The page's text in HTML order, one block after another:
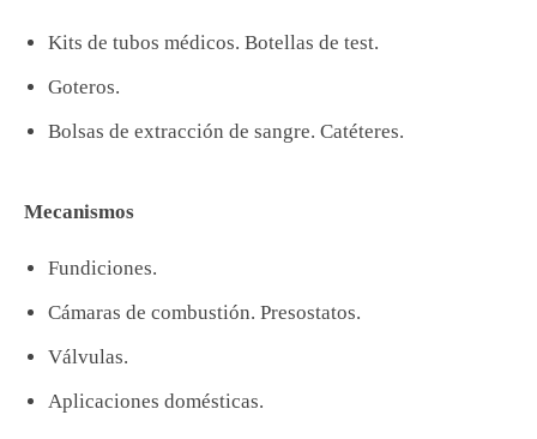
Kits de tubos médicos. Botellas de test.
Goteros.
Bolsas de extracción de sangre. Catéteres.
Mecanismos
Fundiciones.
Cámaras de combustión. Presostatos.
Válvulas.
Aplicaciones domésticas.